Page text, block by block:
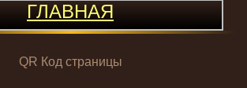
ГЛАВНАЯ
QR Код страницы